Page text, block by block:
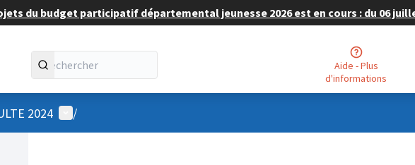
du budget participatif départemental jeunesse 2026 est en cours : du 06
Aide - Plus
d'informations
2024 Menu utilisateur
/